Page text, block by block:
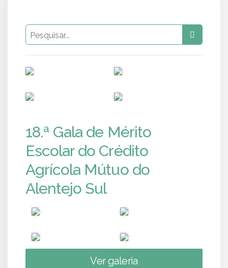
18.ª Gala de Mérito
Escolar do Crédito
Agrícola Mútuo do
Alentejo Sul
Ver galeria